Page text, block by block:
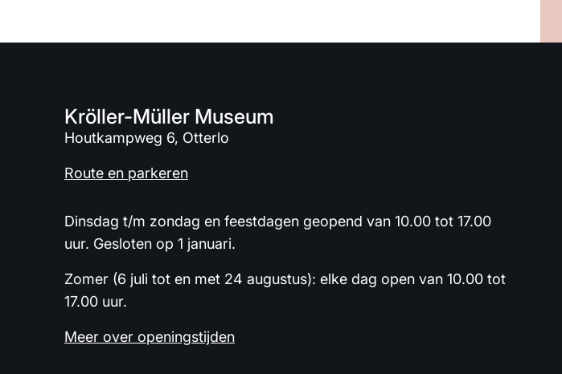
Kröller-Müller Museum
Houtkampweg 6, Otterlo
Route en parkeren
Dinsdag t/m zondag en feestdagen geopend van 10.00 tot 17.00
uur. Gesloten op 1 januari.
Zomer (6 juli tot en met 24 augustus): elke dag open van 10.00 tot
17.00 uur.
Meer over openingstijden